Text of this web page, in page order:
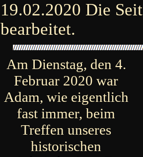
19.02.2020 Die
bearbeitet.
Am Dienstag, den 4.
Februar 2020 war
Adam, wie eigentlich
fast immer, beim
Treffen unseres
historischen